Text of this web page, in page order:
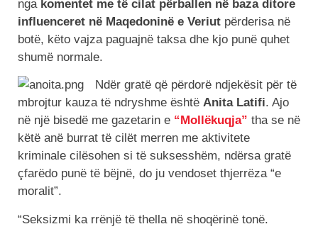
nga komentet me të cilat përballen në baza ditore
influenceret në Maqedoninë e Veriut përderisa në
botë, këto vajza paguajnë taksa dhe kjo punë quhet
shumë normale.
Ndër gratë që përdorë ndjekësit për të
mbrojtur kauza të ndryshme është Anita Latifi. Ajo
në një bisedë me gazetarin e “Mollëkuqja” tha se në
këtë anë burrat të cilët merren me aktivitete
kriminale cilësohen si të suksesshëm, ndërsa gratë
çfarëdo punë të bëjnë, do ju vendoset thjerrëza “e
moralit”.
“Seksizmi ka rrënjë të thella në shoqërinë tonë.